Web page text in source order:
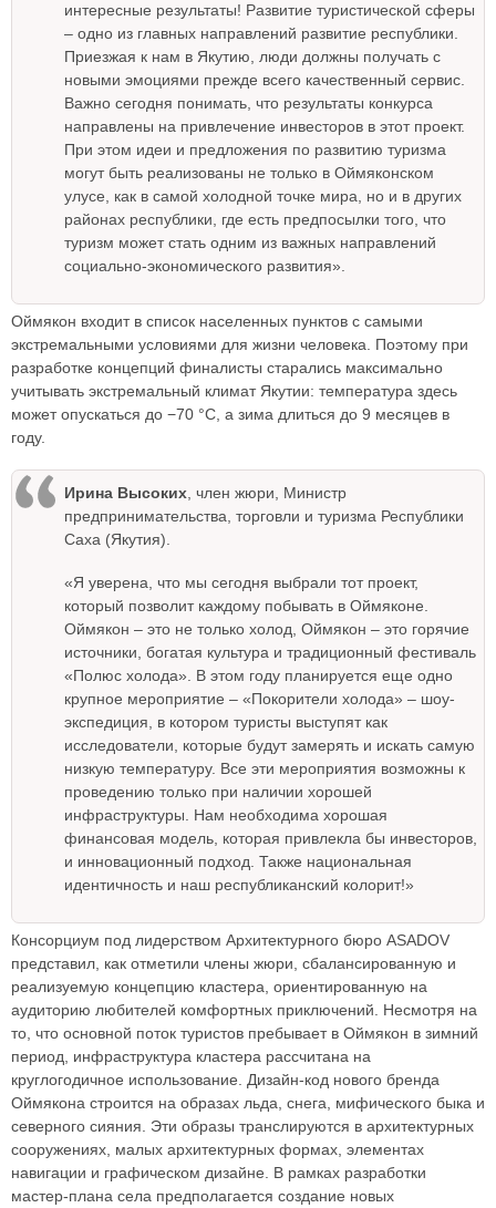
интересные результаты! Развитие туристической сферы
– одно из главных направлений развитие республики.
Приезжая к нам в Якутию, люди должны получать с
новыми эмоциями прежде всего качественный сервис.
Важно сегодня понимать, что результаты конкурса
направлены на привлечение инвесторов в этот проект.
При этом идеи и предложения по развитию туризма
могут быть реализованы не только в Оймяконском
улусе, как в самой холодной точке мира, но и в других
районах республики, где есть предпосылки того, что
туризм может стать одним из важных направлений
социально-экономического развития».
Оймякон входит в список населенных пунктов с самыми
экстремальными условиями для жизни человека. Поэтому при
разработке концепций финалисты старались максимально
учитывать экстремальный климат Якутии: температура здесь
может опускаться до −70 °C, а зима длиться до 9 месяцев в
году.
Ирина Высоких , член жюри, Министр
предпринимательства, торговли и туризма Республики
Саха (Якутия).
«Я уверена, что мы сегодня выбрали тот проект,
который позволит каждому побывать в Оймяконе.
Оймякон – это не только холод, Оймякон – это горячие
источники, богатая культура и традиционный фестиваль
«Полюс холода». В этом году планируется еще одно
крупное мероприятие – «Покорители холода» – шоу-
экспедиция, в котором туристы выступят как
исследователи, которые будут замерять и искать самую
низкую температуру. Все эти мероприятия возможны к
проведению только при наличии хорошей
инфраструктуры. Нам необходима хорошая
финансовая модель, которая привлекла бы инвесторов,
и инновационный подход. Также национальная
идентичность и наш республиканский колорит!»
Консорциум под лидерством Архитектурного бюро ASADOV
представил, как отметили члены жюри, сбалансированную и
реализуемую концепцию кластера, ориентированную на
аудиторию любителей комфортных приключений. Несмотря на
то, что основной поток туристов пребывает в Оймякон в зимний
период, инфраструктура кластера рассчитана на
круглогодичное использование. Дизайн-код нового бренда
Оймякона строится на образах льда, снега, мифического быка и
северного сияния. Эти образы транслируются в архитектурных
сооружениях, малых архитектурных формах, элементах
навигации и графическом дизайне. В рамках разработки
мастер-плана села предполагается создание новых